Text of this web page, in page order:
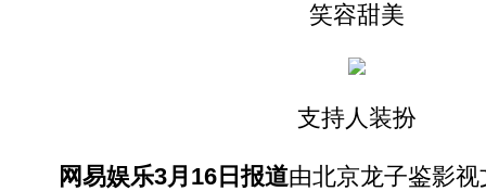
笑容甜美
支持人装扮
网易娱乐3月16日报道由北京龙子鉴影